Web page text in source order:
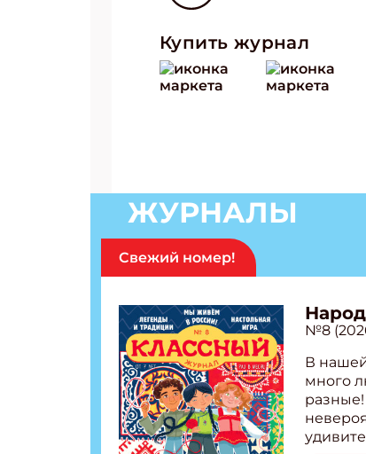
Купить журнал
ЖУРНАЛЫ
Свежий номер!
№8
В
много